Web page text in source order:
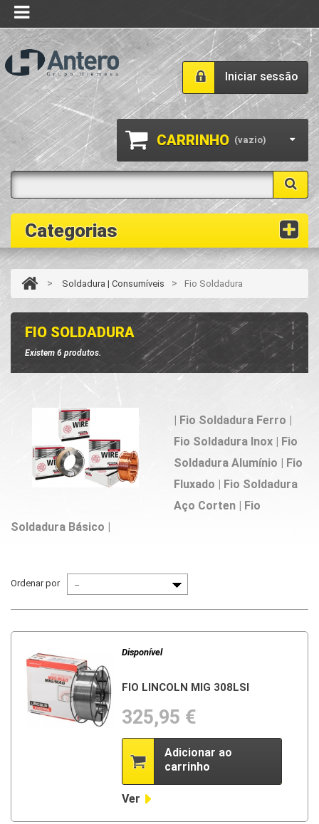
Categorias
Iniciar sessão
CARRINHO (vazio)
> Soldadura | Consumíveis > Fio Soldadura
FIO SOLDADURA
Existem 6 produtos.
| Fio Soldadura Ferro |
Fio Soldadura Inox | Fio
Soldadura Alumínio | Fio
Fluxado | Fio Soldadura
Aço Corten | Fio
Soldadura Básico |
Ordenar por --
Disponível
FIO LINCOLN MIG 308LSI
325,95 €
Adicionar ao
carrinho
Ver